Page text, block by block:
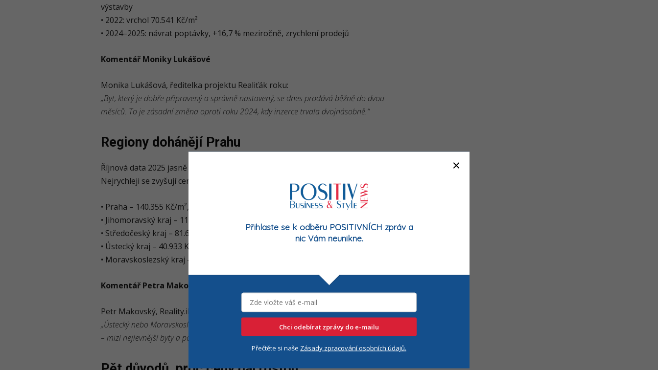
výstavby
• 2022: vrchol 70.541 Kč/m²
• 2024–2025: návrat poptávky, +16,7 % meziročně, zrychlení prodejů
Komentář Moniky Lukášové
Monika Lukášová, ředitelka projektu Realiťák roku:
„Byt, který je dobře připravený a správně nastavený, se dnes prodává běžně do dvou
měsíců. To je zásadní změna oproti roku 2024, kdy inzerce trvala dvojnásobně.“
Regiony dohánějí Prahu
Říjnová data 2025 jasně ukazují, že růst cen není jen pražský fenomén.
Nejrychleji se zvyšují ceny v regionech, které byly dlouhodobě levné:
• Praha – 140.355 Kč/m², 97 dní inzerce
• Jihomoravský kraj – 112.544 Kč/m², 58 dní
• Středočeský kraj – 81.643 Kč/m²
• Ústecký kraj – 40.933 Kč/m², 44 dní (+25–26 % meziročně)
• Moravskoslezský kraj – 58.012 Kč/m², 39 dní (+20 % a více)
Komentář Petra Makovského
Petr Makovský, Reality.iDNES.cz a zakladatel projektu Realiťák roku:
„Ústecký nebo Moravskoslezský kraj nejsou žádná bublina. Jen se uzavírají cenové nůžky
– mizí nejlevnější byty a poptávka je tam silná.“
Přihlaste se k odběru POSITIVNÍCH zpráv a
nic Vám neunikne.
Chci odebírat zprávy do e-mailu
Přečtěte si naše Zásady zpracování osobních údajů.